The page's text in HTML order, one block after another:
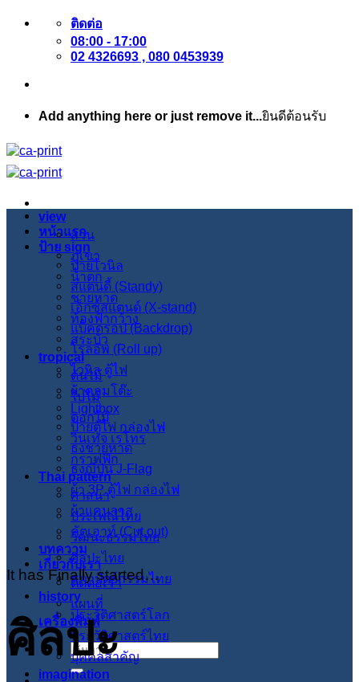
ข้าม
เนื้อหา
ติดต่อ
08:00 - 17:00
02 4326693 , 080 0453939
Add anything here or just remove it...ยินดีต้อนรับ
หน้าแรก
ป้าย sign
ป้ายไวนิล
สแตนดี้ (Standy)
เอ็กซ์สแตนด์ (X-stand)
แบ็คดรอป (Backdrop)
โรลอัพ (Roll up)
ไวนิล ตู้ไฟ
ผ้าคลุมโต๊ะ
Lightbox
ป้ายตู้ไฟ กล่องไฟ
ธงชายหาด
ธงญี่ปุ่น J-Flag
ผ้า 3P ตู้ไฟ กล่องไฟ
ผ้าแคนวาส
คัตเอาท์ (Cut out)
บทความ
เกี่ยวกับเรา
ติดต่อเรา
แผนที่
เครื่องพิมพ์
ค้นหา:
view
สวน
ภูเขา
น้ำตก
ชายหาด
ท้องฟ้ากว้าง
สระบัว
tropical
ต้นไม้
ใบไม้
ดอกไม้
วินเทจ เรโทร
กราฟฟิก
Thai pattern
ศาสนา
ประเพณีไทย
วัฒนะธรรมไทย
ศิลปะไทย
สภาปัตย์กรรมไทย
history
ประวัติศาสตร์โลก
ประวัติศาสตร์ไทย
บุคคลสำคัญ
imagination
It has Finally started…
ศิลปะ